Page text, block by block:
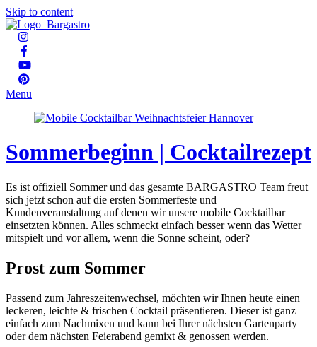
Skip to content
Menu
Sommerbeginn | Cocktailrezept
Es ist offiziell Sommer und das gesamte BARGASTRO Team freut
sich jetzt schon auf die ersten Sommerfeste und
Kundenveranstaltung auf denen wir unsere mobile Cocktailbar
einsetzten können. Alles schmeckt einfach besser wenn das Wetter
mitspielt und vor allem, wenn die Sonne scheint, oder?
Prost zum Sommer
Passend zum Jahreszeitenwechsel, möchten wir Ihnen heute einen
leckeren, leichte & frischen Cocktail präsentieren. Dieser ist ganz
einfach zum Nachmixen und kann bei Ihrer nächsten Gartenparty
oder dem nächsten Feierabend gemixt & genossen werden.